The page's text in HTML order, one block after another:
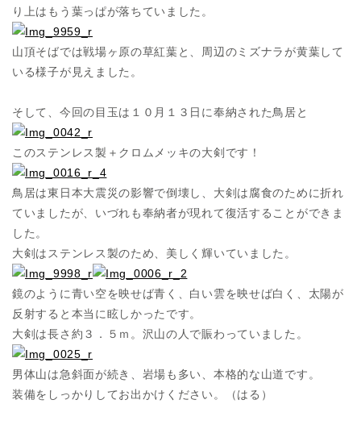
り上はもう葉っぱが落ちていました。
山頂そばでは戦場ヶ原の草紅葉と、周辺のミズナラが黄葉して
いる様子が見えました。
そして、今回の目玉は１０月１３日に奉納された鳥居と
このステンレス製＋クロムメッキの大剣です！
鳥居は東日本大震災の影響で倒壊し、大剣は腐食のために折れ
ていましたが、いづれも奉納者が現れて復活することができま
した。
大剣はステンレス製のため、美しく輝いていました。
鏡のように青い空を映せば青く、白い雲を映せば白く、太陽が
反射すると本当に眩しかったです。
大剣は長さ約３．５ｍ。沢山の人で賑わっていました。
男体山は急斜面が続き、岩場も多い、本格的な山道です。
装備をしっかりしてお出かけください。（はる）